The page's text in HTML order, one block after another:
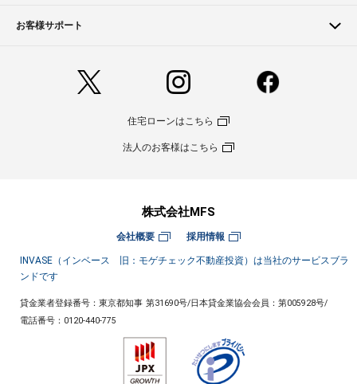
お客様サポート
住宅ローンはこちら
法人のお客様はこちら
株式会社MFS
会社概要 採用情報
INVASE（インベース 旧：モゲチェック不動産投資）は当社のサービスブラ
ンドです
貸金業者登録番号：東京都知事 第31690号/日本貸金業協会会員：第005928号/
電話番号： 0120-440-775